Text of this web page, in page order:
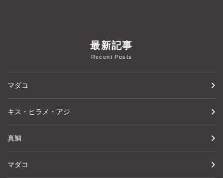
最新記事
Recent Posts
マダコ
キス・ヒラメ・アジ
真鯛
マダコ